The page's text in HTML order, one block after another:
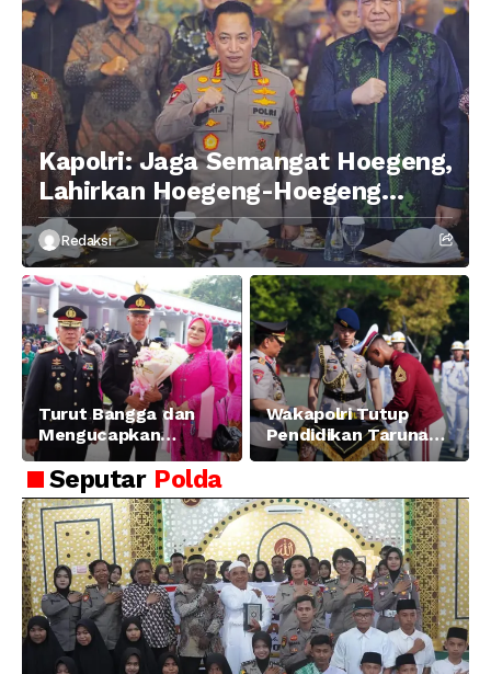
Kapolri: Jaga Semangat Hoegeng,
Lahirkan Hoegeng-Hoegeng
Berikutnya
Redaksi
Turut Bangga dan
Mengucapkan
Selamat dan Sukses
Atas Pelantikan
Putra Brigjen Pol Drs,
A.M Kamal. Sebagai
Perwira Polri Lulusan
AKPOL 2026
Wakapolri Tutup
Pendidikan Taruna
Akpol Angkatan ke-
Amanat Kapolri
kepada 282 Capaja
Seputar Polda